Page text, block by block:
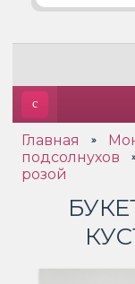
Главная »
подсолнухов
розой